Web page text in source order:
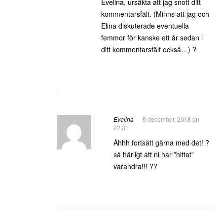
Evelina, ursäkta att jag snott ditt
kommentarsfält. (Minns att jag och
Elina diskuterade eventuella
femmor för kanske ett år sedan i
ditt kommentarsfält också…) ?
Evelina
9 december, 2018 on
22:31
Åhhh fortsätt gärna med det! ?
så härligt att ni har ”hittat”
varandra!!! ??